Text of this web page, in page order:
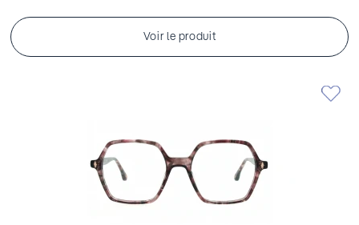
Voir le produit